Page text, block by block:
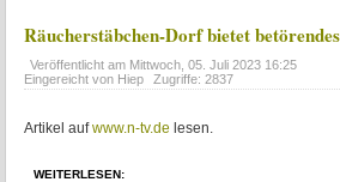
Räucherstäbchen-Dorf bietet
Veröffentlicht am Mittwoch, 05. Juli 2023 16:25
Eingereicht von Hiep
Zugriffe: 2837
Artikel aufwww.n-tv.de lesen.
WEITERLESEN: